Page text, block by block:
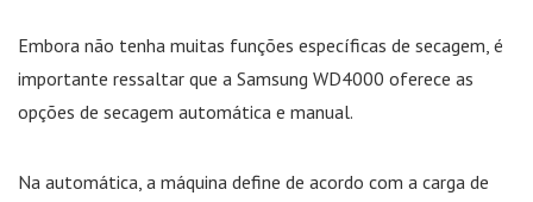
Embora não tenha muitas funções específicas de secagem, é
importante ressaltar que a Samsung WD4000 oferece as
opções de secagem automática e manual.
Na automática, a máquina define de acordo com a carga de